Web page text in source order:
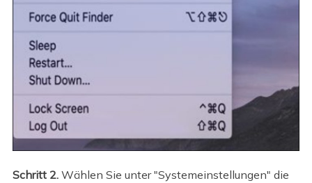
Schritt 2.Wählen Sie unter "Systemeinstellungen" die